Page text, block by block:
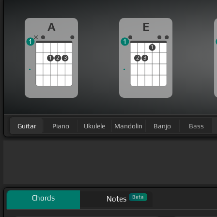
A
1 2 3
1
E
2 3
1
1
Guitar Piano Ukulele Mandolin Banjo Bass
Chords Notes Beta